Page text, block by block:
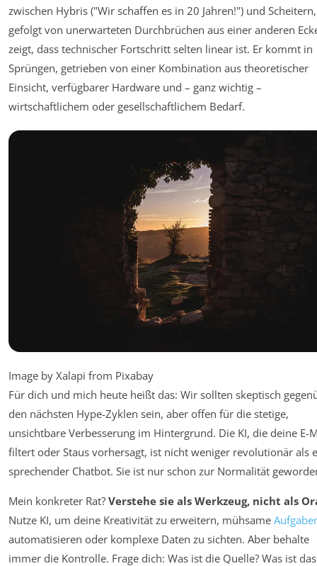
zwischen Hybris ("Wir schaffen es in 20 Jahren!") und Scheitern,
gefolgt von unerwarteten Durchbrüchen aus einer anderen
zeigt, dass technischer Fortschritt selten linear ist. Er kommt in
Sprüngen, getrieben von einer Kombination aus theoretischer
Einsicht, verfügbarer Hardware und – ganz wichtig –
wirtschaftlichem oder gesellschaftlichem Bedarf.
Image by Xalapi from Pixabay
Für dich und mich heute heißt das: Wir sollten skeptisch
den nächsten Hype-Zyklen sein, aber offen für die stetige,
unsichtbare Verbesserung im Hintergrund. Die KI, die deine E-
filtert oder Staus vorhersagt, ist nicht weniger revolutionär als
sprechender Chatbot. Sie ist nur schon zur Normalität
Mein konkreter Rat? Verstehe sie als Werkzeug, nicht als
Nutze KI, um deine Kreativität zu erweitern, mühsame
automatisieren oder komplexe Daten zu sichten. Aber behalte
immer die Kontrolle. Frage dich: Was ist die Quelle? Was ist das